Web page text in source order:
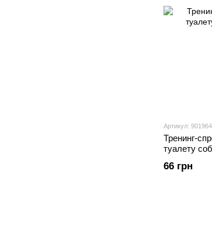
Артикул: 901964
Тренинг-
туалету
66 грн